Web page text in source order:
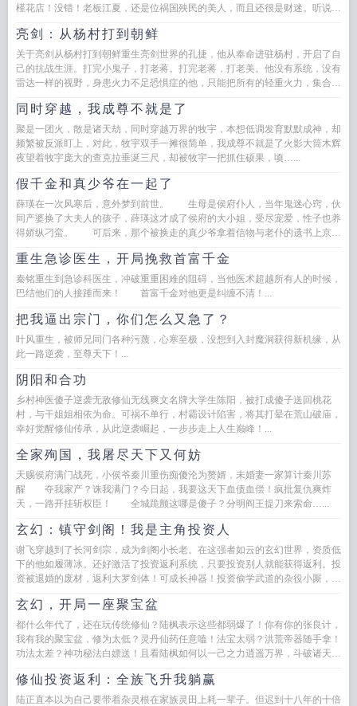
槿花店！没错！老板江夏，还是位祸国殃民的美人，而且还很是财迷。听说了
亮剑：从杨村打到朝鲜
关于亮剑从杨村打到朝鲜重生亮剑世界的孔捷，他从奉命进驻杨村，开启了自
己的抗战生涯。打完小鬼子，打老蒋。打完老蒋，打老美。他没有系统，没有
雷达一样的视野，身患火力不足恐惧症的他，只能把所有的轻重火力，集合起
同时穿越，我成尊不就是了
聚是一团火，散是诸天劫，同时穿越万界的牧宇，本想低调发育默默成神，却
频繁被反派盯上，对此，牧宇双手一摊很简单，我成尊不就是了火影大筒木辉
夜望着牧宇庞大的查克拉垂涎三尺，却被牧宇一把抓住硕果，顷…...
假千金和真少爷在一起了
薛瑛在一次风寒后，意外梦到前世。 生母是侯府仆人，当年鬼迷心窍，伙
同产婆换了大夫人的孩子，薛瑛这才成了侯府的大小姐，受尽宠爱，性子也养
得娇纵刁蛮。 可后来，那个被换走的真少爷拿着信物与老仆的遗书上京认
重生急诊医生，开局挽救首富千金
秦铭重生到急诊科医生，冲破重重困难的阻碍，当他医术超越所有人的时候，
巴结他们的人接踵而来！ 首富千金对他更是纠缠不清！...
把我逼出宗门，你们怎么又急了？
叶风重生，被师兄同门各种污蔑，心寒至极，没想到入封魔洞获得新机缘，从
此一路逆袭，至尊天下！...
阴阳和合功
乡村神医傻子逆袭无敌修仙无线爽文名牌大学生陈阳，被打成傻子送回桃花
村，与干姐姐相依为命。可祸不单行，村霸设计陷害，将其打晕在荒山破庙，
幸好觉醒修仙传承，从此逆袭崛起，一步步走上人生巅峰！...
全家殉国，我屠尽天下又何妨
天赐侯府满门战死，小侯爷秦川重伤痴傻沦为赘婿，未婚妻一家算计秦川苏
醒 夺我家产？诛我满门？今日起，我要这天下血债血偿！疯批复仇爽炸
天，一路开挂斩权臣！ 全城跪颤这哪是傻子？分明阎王提刀来索命…...
玄幻：镇守剑阁！我是主角投资人
谢飞穿越到了长河剑宗，成为剑阁小长老。在这强者如云的玄幻世界，资质低
下的他如履薄冰。还好激活了投资返利系统，只要投资别人就能获得返利。投
资被退婚的废材，返利大罗剑体！可成长神器！投资偷学武道的杂役小厮，返
玄幻，开局一座聚宝盆
都什么年代了，还在玩传统修仙？陆枫表示这些都弱爆了！你有你的张良计，
我有我的聚宝盆，修为太低？灵丹仙药任意嗑！法宝太弱？洪荒帝器随手拿！
功法太差？神功秘法白嫖送！且看陆枫如何以一己之力逍遥万界，斗破诸天，
修仙投资返利：全族飞升我躺赢
陆正直本以为自己要带着杂灵根在家族灵田上耗一辈子。但迟到十八年的十倍